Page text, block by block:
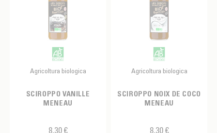
Agricoltura biologica
SCIROPPO VANILLE
MENEAU
8,30 €
Agricoltura biologica
SCIROPPO NOIX DE COCO
MENEAU
8,30 €